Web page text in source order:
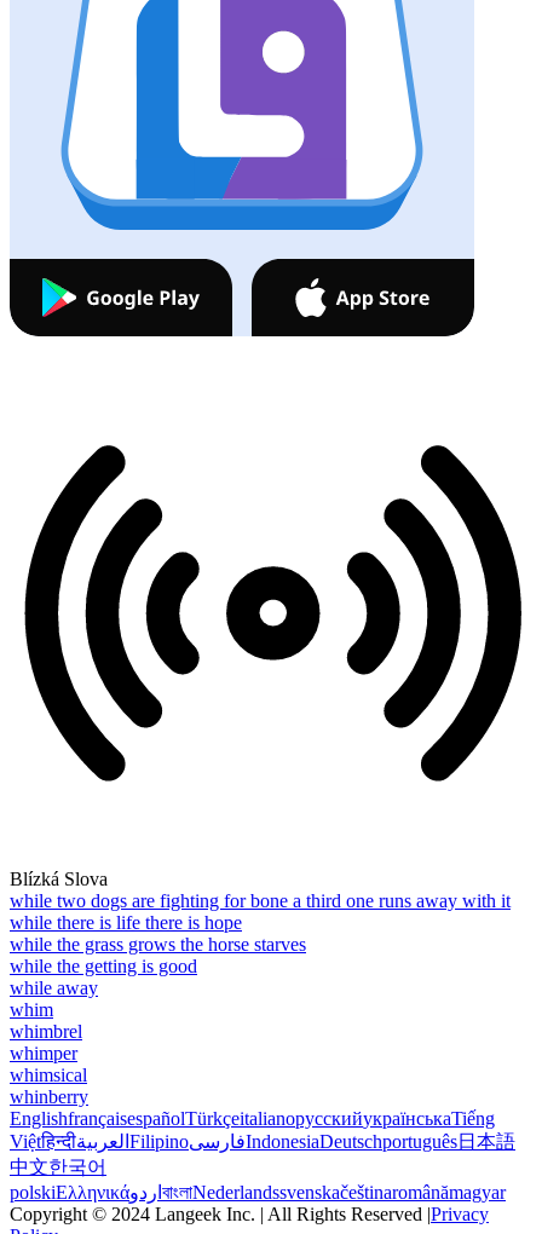
Blízká Slova
while two dogs are fighting for bone a third one runs away with it
while there is life there is hope
while the grass grows the horse starves
while the getting is good
while away
whim
whimbrel
whimper
whimsical
whinberry
EnglishfrançaisespañolTürkçeitalianoрусскийукраїнськаTiếng
Việtहिन्दीالعربية FilipinoفارسیIndonesiaDeutschportuguês日本語
中文한국어
polskiΕλληνικάاردو বাংলাNederlandssvenskačeštinaromânămagyar
Copyright © 2024 Langeek Inc. | All Rights Reserved |Privacy